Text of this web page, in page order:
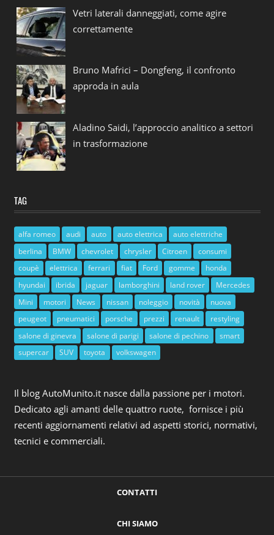
Vetri laterali danneggiati, come agire
correttamente
Bruno Mafrici – Dongfeng, il confronto
approda in aula
Aladino Saidi, l’approccio analitico a settori
in trasformazione
TAG
alfa romeo audi auto auto elettrica
auto elettriche
berlina
BMW chevrolet chrysler Citroen
consumi
coupè
elettrica ferrari fiat Ford gomme
honda
hyundai
ibrida jaguar lamborghini land rover
Mercedes
Mini
motori News nissan noleggio novità
nuova
peugeot
pneumatici porsche prezzi renault
restyling
salone di ginevra
salone di parigi salone di pechino
smart
supercar
SUV toyota volkswagen
Il blog AutoMunito.it nasce dalla passione per i motori.
Dedicato agli amanti delle quattro ruote, fornisce i più
recenti aggiornamenti relativi ad aspetti storici, normativi,
tecnici e commerciali.
CONTATTI
CHI SIAMO